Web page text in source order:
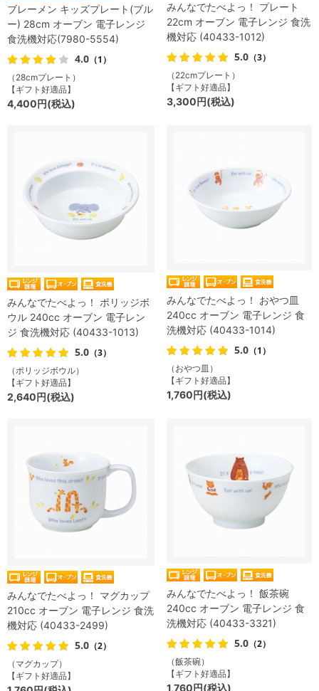
ブレーメン キッズプレート(ブル
ー) 28cm オーブン 電子レンジ
食洗機対応(7980-5554)
4.0 （1）
（28cmプレート）
【ギフト好適品】
4,400円(税込)
みんなでたべよっ！ プレート
22cm オーブン 電子レンジ 食洗
機対応 (40433-1012)
5.0 （3）
（22cmプレート）
【ギフト好適品】
3,300円(税込)
みんなでたべよっ！ ポリッジボ
ウル 240cc オーブン 電子レン
ジ 食洗機対応 (40433-1013)
5.0 （3）
（ポリッジボウル）
【ギフト好適品】
2,640円(税込)
みんなでたべよっ！ おやつ皿
240cc オーブン 電子レンジ 食
洗機対応 (40433-1014)
5.0 （1）
（おやつ皿）
【ギフト好適品】
1,760円(税込)
みんなでたべよっ！ マグカップ
210cc オーブン 電子レンジ 食洗
機対応 (40433-2499)
5.0 （2）
（マグカップ）
【ギフト好適品】
みんなでたべよっ！ 飯茶碗
240cc オーブン 電子レンジ 食
洗機対応 (40433-3321)
5.0 （2）
（飯茶碗）
【ギフト好適品】
1,760円(税込)